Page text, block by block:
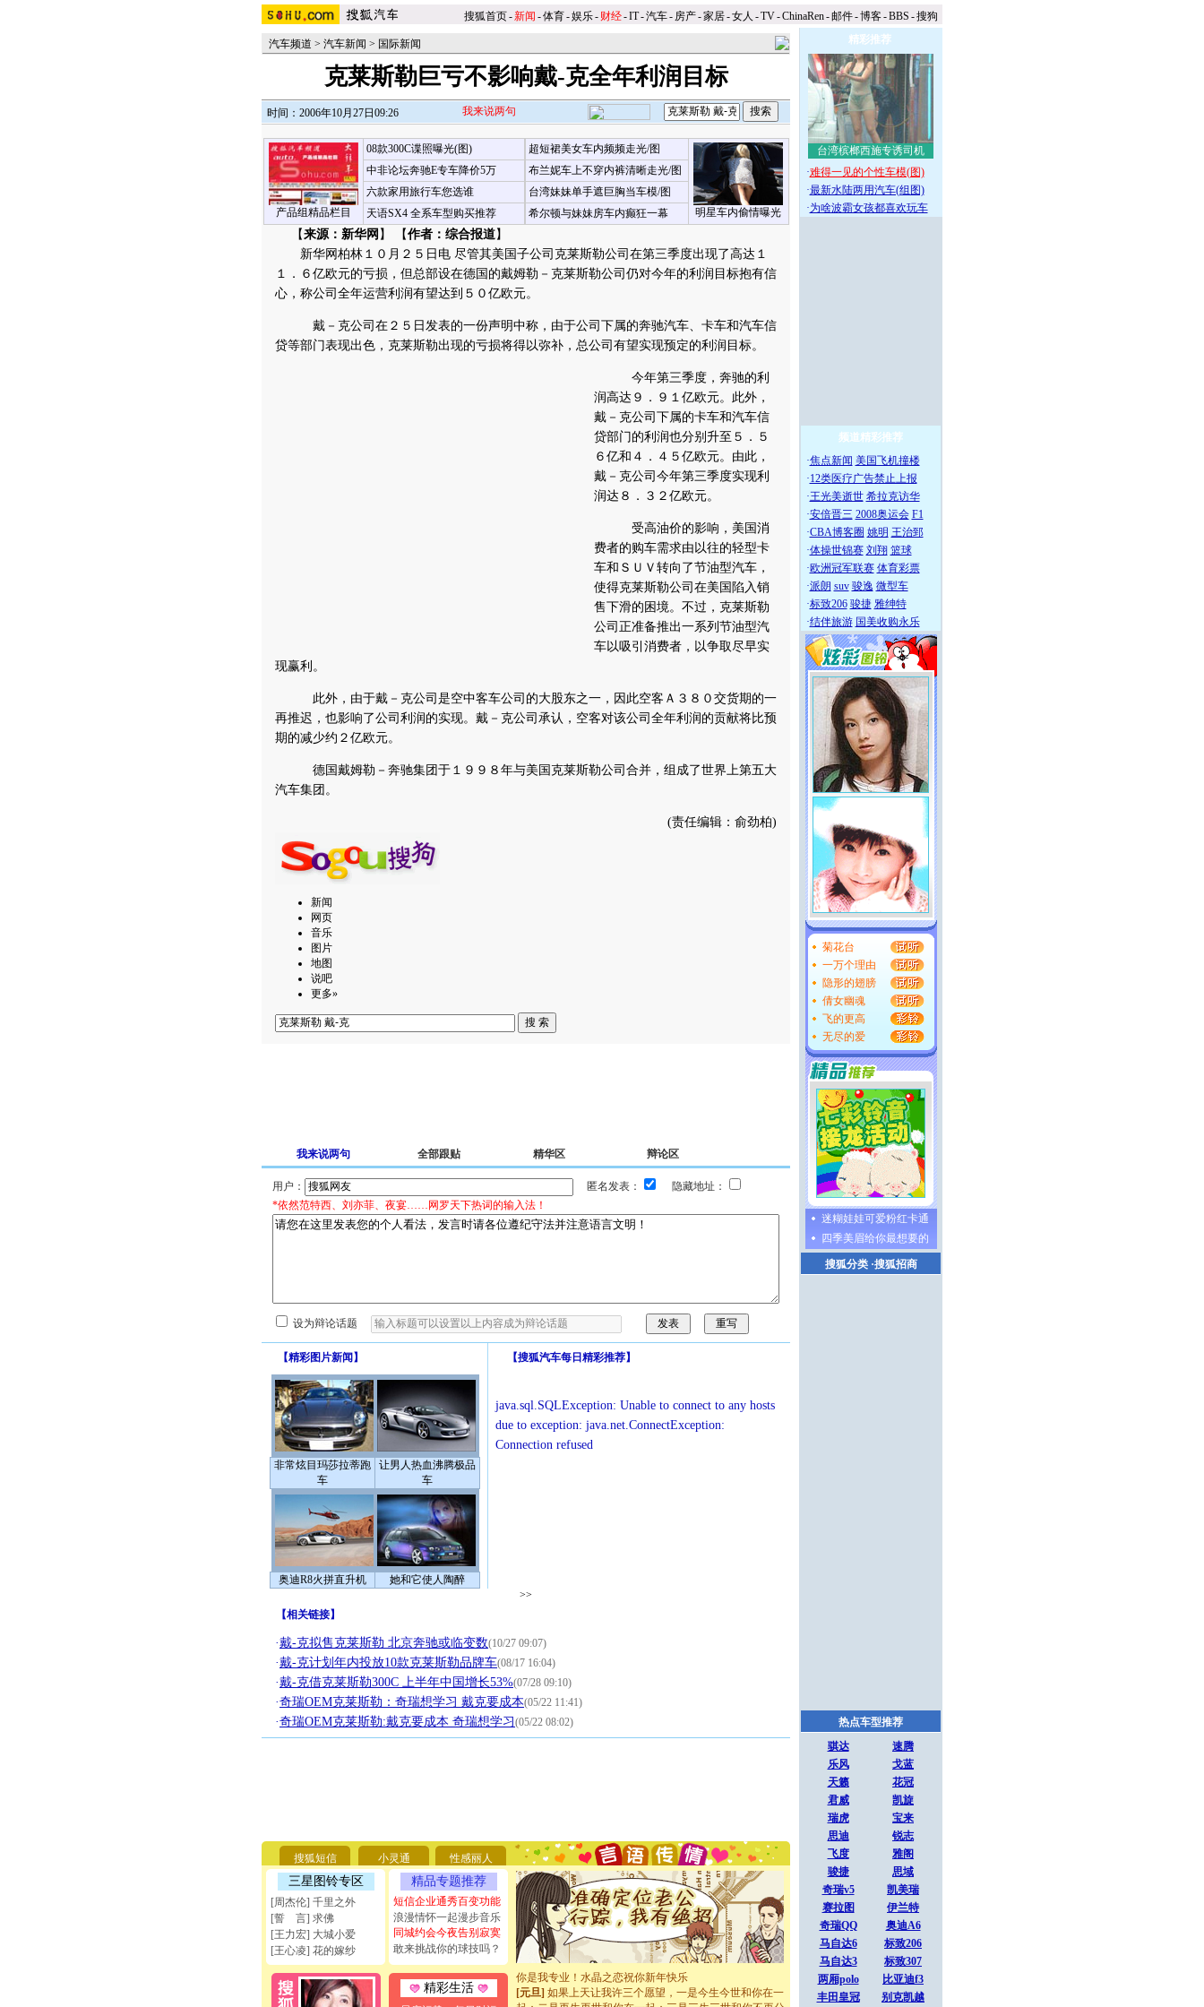
搜狐首页-新闻 -体育-娱乐- 财经-IT-汽车- 房产-家居-女人 -TV-ChinaRen-邮件-博客-BBS -搜狗
汽车频道 > 汽车新闻 > 国际新闻
克莱斯勒巨亏不影响戴-克全年利润目标
时间：2006年10月27日09:26 我来说两句
产品组精品栏目
08款300C谍照曝光(图)
中非论坛奔驰E专车降价5万
六款家用旅行车您选谁
天语SX4 全系车型购买推荐
超短裙美女车内频频走光/图
明星车内偷情曝光
布兰妮车上不穿内裤清晰走光/图
台湾妹妹单手遮巨胸当车模/图
希尔顿与妹妹房车内癫狂一幕
【来源：新华网 】 【作者：综合报道】
新华网柏林１０月２５日电 尽管其美国子公司克莱斯勒公司在第三季度出现了高达１
１．６亿欧元的亏损，但总部设在德国的戴姆勒－克莱斯勒公司仍对今年的利润目标抱有信
心，称公司全年运营利润有望达到５０亿欧元。
戴－克公司在２５日发表的一份声明中称，由于公司下属的奔驰汽车、卡车和汽车信
贷等部门表现出色，克莱斯勒出现的亏损将得以弥补，总公司有望实现预定的利润目标。
今年第三季度，奔驰的利
润高达９．９１亿欧元。此外，
戴－克公司下属的卡车和汽车信
贷部门的利润也分别升至５．５
６亿和４．４５亿欧元。由此，
戴－克公司今年第三季度实现利
润达８．３２亿欧元。
受高油价的影响，美国消
费者的购车需求由以往的轻型卡
车和ＳＵＶ转向了节油型汽车，
使得克莱斯勒公司在美国陷入销
售下滑的困境。不过，克莱斯勒
公司正准备推出一系列节油型汽
车以吸引消费者，以争取尽早实
现赢利。
此外，由于戴－克公司是空中客车公司的大股东之一，因此空客Ａ３８０交货期的一
再推迟，也影响了公司利润的实现。戴－克公司承认，空客对该公司全年利润的贡献将比预
期的减少约２亿欧元。
德国戴姆勒－奔驰集团于１９９８年与美国克莱斯勒公司合并，组成了世界上第五大
汽车集团。
(责任编辑：俞劲柏)
新闻
网页
音乐
图片
地图
说吧
更多»
我来说两句 全部跟贴 精华区 辩论区
用户： 匿名发表：
隐藏地址：
*依然范特西、刘亦菲、夜宴……网罗天下热词的输入法！
设为辩论话题
【精彩图片新闻 】
非常炫目玛莎拉蒂跑
车
让男人热血沸腾极品
车
奥迪R8火拼直升机 她和它使人陶醉
【搜狐汽车每日精彩推荐】
java.sql.SQLException: Unable to connect to any hosts
due to exception: java.net.ConnectException:
Connection refused
>>
【相关链接】
·戴-克拟售克莱斯勒 北京奔驰或临变数(10/27 09:07)
·戴-克计划年内投放10款克莱斯勒品牌车(08/17 16:04)
·戴-克借克莱斯勒300C 上半年中国增长53%(07/28 09:10)
·奇瑞OEM克莱斯勒：奇瑞想学习 戴克要成本(05/22 11:41)
·奇瑞OEM克莱斯勒:戴克要成本 奇瑞想学习 (05/22 08:02)
搜狐短信 小灵通 性感丽人
三星图铃专区
[周杰伦] 千里之外
[誓 言] 求佛
[王力宏] 大城小爱
[王心凌] 花的嫁纱
精品专题推荐
短信企业通秀百变功能
浪漫情怀一起漫步音乐
同城约会今夜告别寂寞
敢来挑战你的球技吗？
精彩生活
要平安！千万要知足！千万不要忘记我！
[圣诞节]不只这样的日子才会想起你,而是这样的日子才
能正大光明地骚扰你,告诉你,圣诞要快乐!新年要快乐!天
天都要快乐噢!
[圣诞节]奉上一颗祝福的心,在这个特别的日子里,愿幸福,
如意,快乐,鲜花,一切美好的祝愿与你同在.圣诞快乐!
[元旦]看到你我会触电；看不到你我要充电；没有你我会
断电。爱你是我职业，想你是我事业，抱你是我特长，吻
你是我专业！水晶之恋祝你新年快乐
[元旦]如果上天让我许三个愿望，一是今生今世和你在一
起；二是再生再世和你在一起；三是三生三世和你不再分
精彩推荐
台湾槟榔西施专诱司机
·难得一见的个性车模(图)
·最新水陆两用汽车(组图)
·为啥波霸女孩都喜欢玩车
频道精彩推荐
·焦点新闻 美国飞机撞楼
·12类医疗广告禁止上报
·王光美逝世 希拉克访华
·安倍晋三 2008奥运会 F1
·CBA博客圈 姚明 王治郅
·体操世锦赛 刘翔 篮球
·欧洲冠军联赛 体育彩票
·派朗 suv 骏逸 微型车
·标致206 骏捷 雅绅特
·结伴旅游 国美收购永乐
菊花台
一万个理由
隐形的翅膀
倩女幽魂
飞的更高
无尽的爱
迷糊娃娃可爱粉红卡通
四季美眉给你最想要的
搜狐分类·搜狐招商
热点车型推荐
骐达
速腾
乐风
戈蓝
天籁
花冠
君威
凯旋
瑞虎
宝来
思迪
锐志
飞度
雅阁
骏捷
思域
奇瑞v5
凯美瑞
赛拉图
伊兰特
奇瑞QQ
奥迪A6
马自达6
标致206
马自达3
标致307
两厢polo
比亚迪f3
丰田皇冠
别克凯越